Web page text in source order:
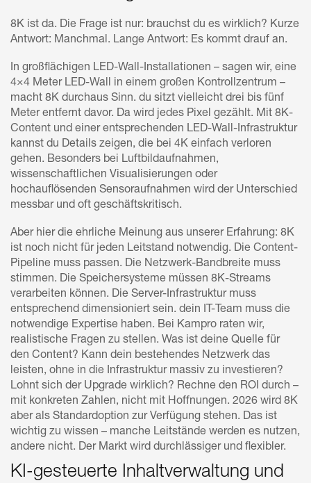
8K ist da. Die Frage ist nur: brauchst du es wirklich? Kurze
Antwort: Manchmal. Lange Antwort: Es kommt drauf an.
In großflächigen LED-Wall-Installationen – sagen wir, eine
4×4 Meter LED-Wall in einem großen Kontrollzentrum –
macht 8K durchaus Sinn. du sitzt vielleicht drei bis fünf
Meter entfernt davor. Da wird jedes Pixel gezählt. Mit 8K-
Content und einer entsprechenden LED-Wall-Infrastruktur
kannst du Details zeigen, die bei 4K einfach verloren
gehen. Besonders bei Luftbildaufnahmen,
wissenschaftlichen Visualisierungen oder
hochauflösenden Sensoraufnahmen wird der Unterschied
messbar und oft geschäftskritisch.
Aber hier die ehrliche Meinung aus unserer Erfahrung: 8K
ist noch nicht für jeden Leitstand notwendig. Die Content-
Pipeline muss passen. Die Netzwerk-Bandbreite muss
stimmen. Die Speichersysteme müssen 8K-Streams
verarbeiten können. Die Server-Infrastruktur muss
entsprechend dimensioniert sein. dein IT-Team muss die
notwendige Expertise haben. Bei Kampro raten wir,
realistische Fragen zu stellen. Was ist deine Quelle für
den Content? Kann dein bestehendes Netzwerk das
leisten, ohne in die Infrastruktur massiv zu investieren?
Lohnt sich der Upgrade wirklich? Rechne den ROI durch –
mit konkreten Zahlen, nicht mit Hoffnungen. 2026 wird 8K
aber als Standardoption zur Verfügung stehen. Das ist
wichtig zu wissen – manche Leitstände werden es nutzen,
andere nicht. Der Markt wird durchlässiger und flexibler.
KI-gesteuerte Inhaltverwaltung und